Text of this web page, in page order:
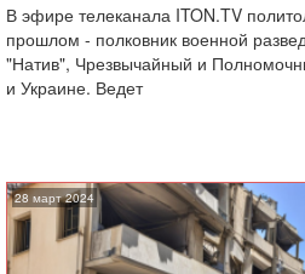
В эфире телеканала ITON.TV
прошлом - полковник военной
"Натив", ‎Чрезвычайный и
и Украине. Ведет
28 март 2024